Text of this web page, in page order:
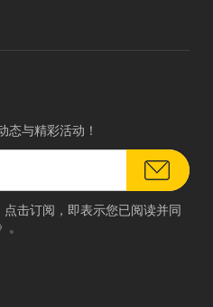
态与精彩活动！
击订阅，即表示您已阅读并同
。